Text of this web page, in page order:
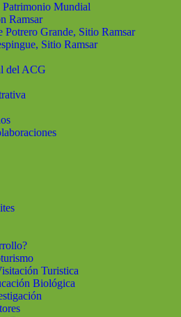
Mundial
Ramsar
Potrero Grande, Sitio Ramsar
Sitio Ramsar
del ACG
Turistica
Biológica